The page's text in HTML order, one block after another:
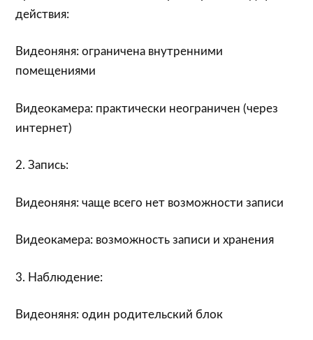
действия:
Видеоняня: ограничена внутренними
помещениями
Видеокамера: практически неограничен (через
интернет)
2. Запись:
Видеоняня: чаще всего нет возможности записи
Видеокамера: возможность записи и хранения
3. Наблюдение:
Видеоняня: один родительский блок